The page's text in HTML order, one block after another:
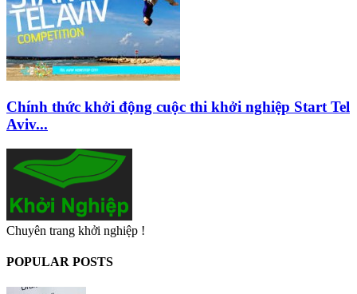
Chính thức khởi động cuộc thi khởi nghiệp Start Tel
Aviv...
Chuyên trang khởi nghiệp !
POPULAR POSTS